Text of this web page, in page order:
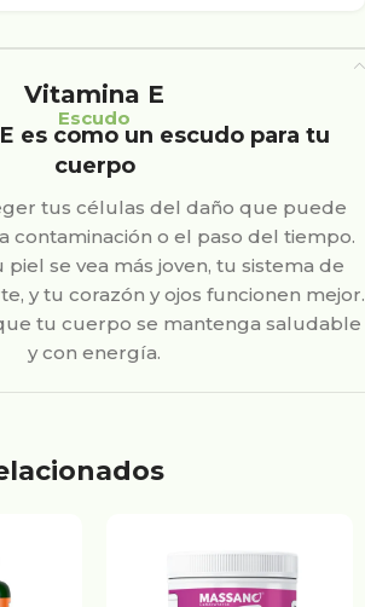
Vitamina E
Escudo
es como un escudo para tu
cuerpo
tus células del daño que puede
contaminación o el paso del tiempo.
piel se vea más joven, tu sistema de
y tu corazón y ojos funcionen mejor.
tu cuerpo se mantenga saludable
y con energía.